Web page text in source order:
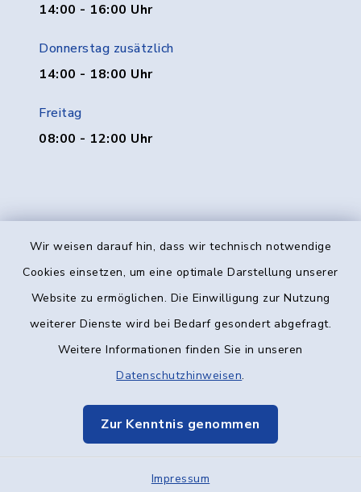
Wir weisen darauf hin, dass wir technisch notwendige
Cookies einsetzen, um eine optimale Darstellung unserer
Website zu ermöglichen. Die Einwilligung zur Nutzung
weiterer Dienste wird bei Bedarf gesondert abgefragt.
Weitere Informationen finden Sie in unseren
Datenschutzhinweisen.
Zur Kenntnis genommen
Impressum
14:00 - 16:00 Uhr
Donnerstag zusätzlich
14:00 - 18:00 Uhr
Freitag
08:00 - 12:00 Uhr
Kontakt
Datenschutz
Elektronische Kommunikation
Sitemap